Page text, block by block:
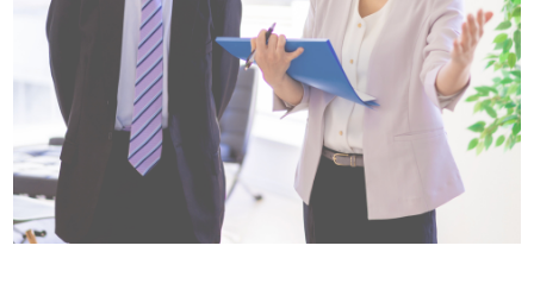
LINEから気軽に相談する